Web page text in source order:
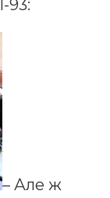
93:
– Але ж